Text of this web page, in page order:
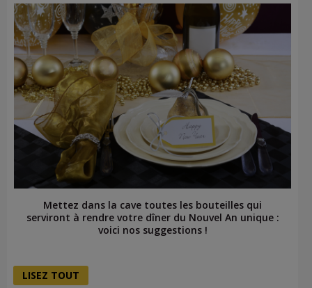
Mettez dans la cave toutes les bouteilles qui
serviront à rendre votre dîner du Nouvel An unique :
voici nos suggestions !
LISEZ TOUT